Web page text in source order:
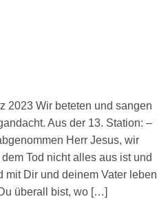
2023 Wir beteten und sangen
Aus der 13. Station: –
Herr Jesus, wir
Tod nicht alles aus ist und
mit Dir und deinem Vater leben
überall bist, wo […]